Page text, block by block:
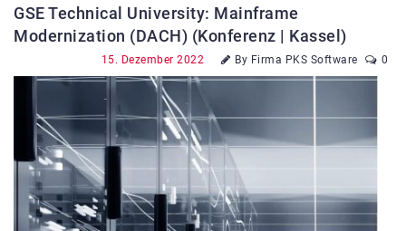
GSE Technical University: Mainframe
Modernization (DACH) (Konferenz | Kassel)
15. Dezember 2022 By Firma PKS Software 0